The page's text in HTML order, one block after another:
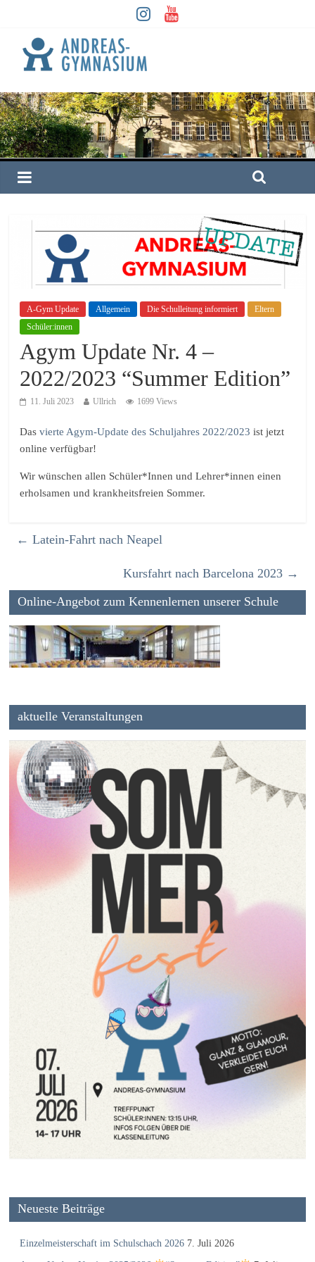
A-Gym Update Allgemein Die Schulleitung informiert
Eltern
Schüler:innen
Agym Update Nr. 4 –
2022/2023 “Summer Edition”
11. Juli 2023 Ullrich 1699 Views
Das vierte Agym-Update des Schuljahres 2022/2023ist jetzt
online verfügbar!
Wir wünschen allen Schüler*Innen und Lehrer*innen einen
erholsamen und krankheitsfreien Sommer.
← Latein-Fahrt nach Neapel
Kursfahrt nach Barcelona 2023 →
Online-Angebot zum Kennenlernen unserer Schule
aktuelle Veranstaltungen
Neueste Beiträge
Einzelmeisterschaft im Schulschach 2026 7. Juli 2026